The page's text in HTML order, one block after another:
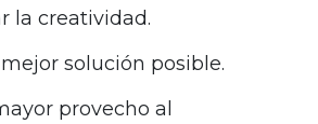
la creatividad.
solución posible.
provecho al